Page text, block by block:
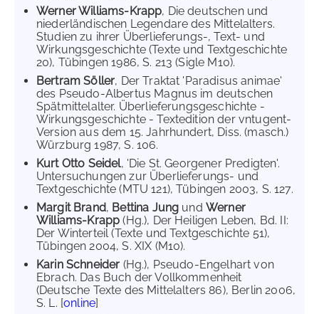
Werner Williams-Krapp, Die deutschen und
niederländischen Legendare des Mittelalters.
Studien zu ihrer Überlieferungs-, Text- und
Wirkungsgeschichte (Texte und Textgeschichte
20), Tübingen 1986, S. 213 (Sigle M10).
Bertram Söller, Der Traktat 'Paradisus animae'
des Pseudo-Albertus Magnus im deutschen
Spätmittelalter. Überlieferungsgeschichte -
Wirkungsgeschichte - Textedition der vntugent-
Version aus dem 15. Jahrhundert, Diss. (masch.)
Würzburg 1987, S. 106.
Kurt Otto Seidel, 'Die St. Georgener Predigten'.
Untersuchungen zur Überlieferungs- und
Textgeschichte (MTU 121), Tübingen 2003, S. 127.
Margit Brand, Bettina Jung und Werner
Williams-Krapp(Hg.), Der Heiligen Leben, Bd. II:
Der Winterteil (Texte und Textgeschichte 51),
Tübingen 2004, S. XIX (M10).
Karin Schneider (Hg.), Pseudo-Engelhart von
Ebrach. Das Buch der Vollkommenheit
(Deutsche Texte des Mittelalters 86), Berlin 2006,
S. L. [online]